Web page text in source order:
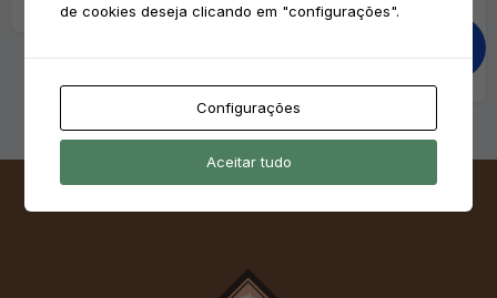
carrinho
de cookies deseja clicando em "configurações".
Configurações
Aceitar tudo